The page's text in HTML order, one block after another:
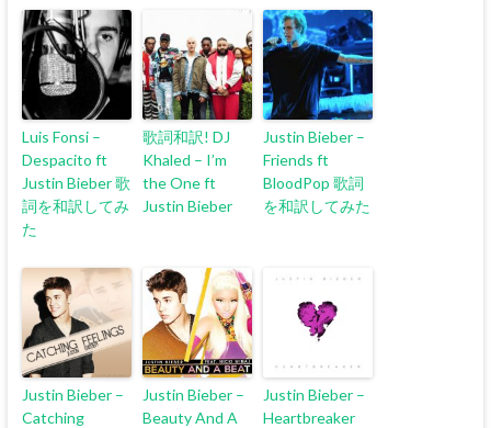
Luis Fonsi –
Despacito ft
Justin Bieber 歌
詞を和訳してみ
た
歌詞和訳! DJ
Khaled – I’m
the One ft
Justin Bieber
Justin Bieber –
Friends ft
BloodPop 歌詞
を和訳してみた
Justin Bieber –
Catching
Justin Bieber –
Beauty And A
Justin Bieber –
Heartbreaker